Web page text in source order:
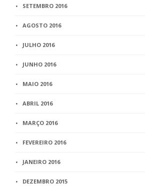
SETEMBRO 2016
AGOSTO 2016
JULHO 2016
JUNHO 2016
MAIO 2016
ABRIL 2016
MARÇO 2016
FEVEREIRO 2016
JANEIRO 2016
DEZEMBRO 2015